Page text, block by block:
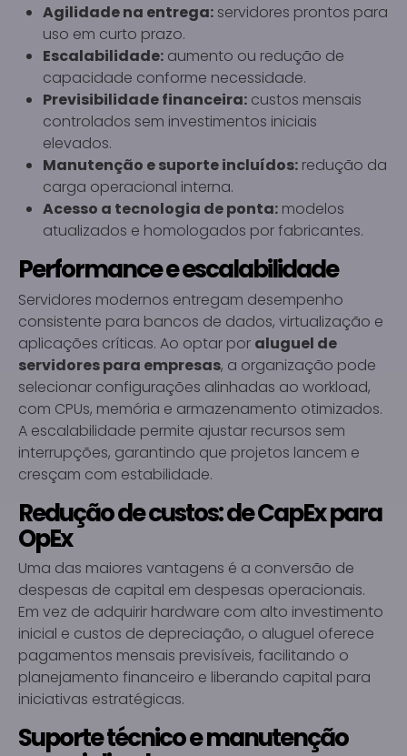
Agilidade na entrega: servidores prontos para
uso em curto prazo.
Escalabilidade: aumento ou redução de
capacidade conforme necessidade.
Previsibilidade financeira: custos mensais
controlados sem investimentos iniciais
elevados.
Manutenção e suporte incluídos: redução da
carga operacional interna.
Acesso a tecnologia de ponta: modelos
atualizados e homologados por fabricantes.
Performance e escalabilidade
Servidores modernos entregam desempenho
consistente para bancos de dados, virtualização e
aplicações críticas. Ao optar por aluguel de
servidores para empresas, a organização pode
selecionar configurações alinhadas ao workload,
com CPUs, memória e armazenamento otimizados.
A escalabilidade permite ajustar recursos sem
interrupções, garantindo que projetos lancem e
cresçam com estabilidade.
Redução de custos: de CapEx para
OpEx
Uma das maiores vantagens é a conversão de
despesas de capital em despesas operacionais.
Em vez de adquirir hardware com alto investimento
inicial e custos de depreciação, o aluguel oferece
pagamentos mensais previsíveis, facilitando o
planejamento financeiro e liberando capital para
iniciativas estratégicas.
Suporte técnico e manutenção